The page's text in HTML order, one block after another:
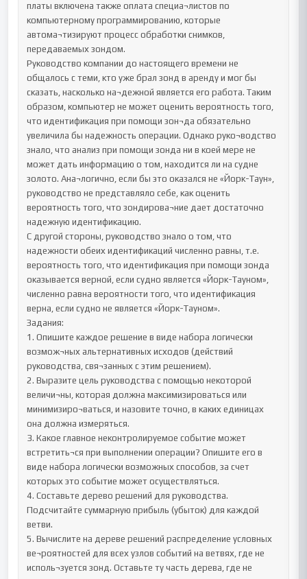
платы включена также оплата специа¬листов по
компьютерному программированию, которые
автома¬тизируют процесс обработки снимков,
передаваемых зондом.
Руководство компании до настоящего времени не
общалось с теми, кто уже брал зонд в аренду и мог бы
сказать, насколько на¬дежной является его работа. Таким
образом, компьютер не может оценить вероятность того,
что идентификация при помощи зон¬да обязательно
увеличила бы надежность операции. Однако руко¬водство
знало, что анализ при помощи зонда ни в коей мере не
может дать информацию о том, находится ли на судне
золото. Ана¬логично, если бы это оказался не «Йорк-Таун»,
руководство не представляло себе, как оценить
вероятность того, что зондирова¬ние дает достаточно
надежную идентификацию.
С другой стороны, руководство знало о том, что
надежности обеих идентификаций численно равны, т.е.
вероятность того, что идентификация при помощи зонда
оказывается верной, если судно является «Йорк-Тауном»,
численно равна вероятности того, что идентификация
верна, если судно не является «Йорк-Тауном».
Задания:
1. Опишите каждое решение в виде набора логически
возмож¬ных альтернативных исходов (действий
руководства, свя¬занных с этим решением).
2. Выразите цель руководства с помощью некоторой
величи¬ны, которая должна максимизироваться или
минимизиро¬ваться, и назовите точно, в каких единицах
она должна измеряться.
3. Какое главное неконтролируемое событие может
встретить¬ся при выполнении операции? Опишите его в
виде набора логически возможных способов, за счет
которых это событие может осуществляться.
4. Составьте дерево решений для руководства.
Подсчитайте суммарную прибыль (убыток) для каждой
ветви.
5. Вычислите на дереве решений распределение условных
ве¬роятностей для всех узлов событий на ветвях, где не
исполь¬зуется зонд. Оставьте ту часть дерева, где не